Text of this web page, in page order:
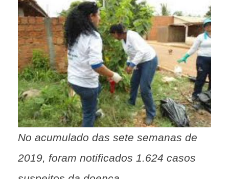
No acumulado das sete semanas de
2019, foram notificados 1.624 casos